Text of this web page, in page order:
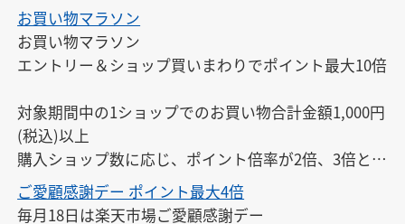
※エントリーは、開催日ごとに毎回必要です。また、
開催日以外にはエントリーできません。
※対象期間中にエントリーすれば、エントリー前のお
買い物もポイントアップの対象となります。
お買い物マラソン
お買い物マラソン
エントリー＆ショップ買いまわりでポイント最大10倍
対象期間中の1ショップでのお買い物合計金額1,000円
(税込)以上
購入ショップ数に応じ、ポイント倍率が2倍、3倍と最
大10倍まで増加
※11ショップ以上での購入も10倍です。
ご愛顧感謝デー ポイント最大4倍
毎月18日は楽天市場ご愛顧感謝デー